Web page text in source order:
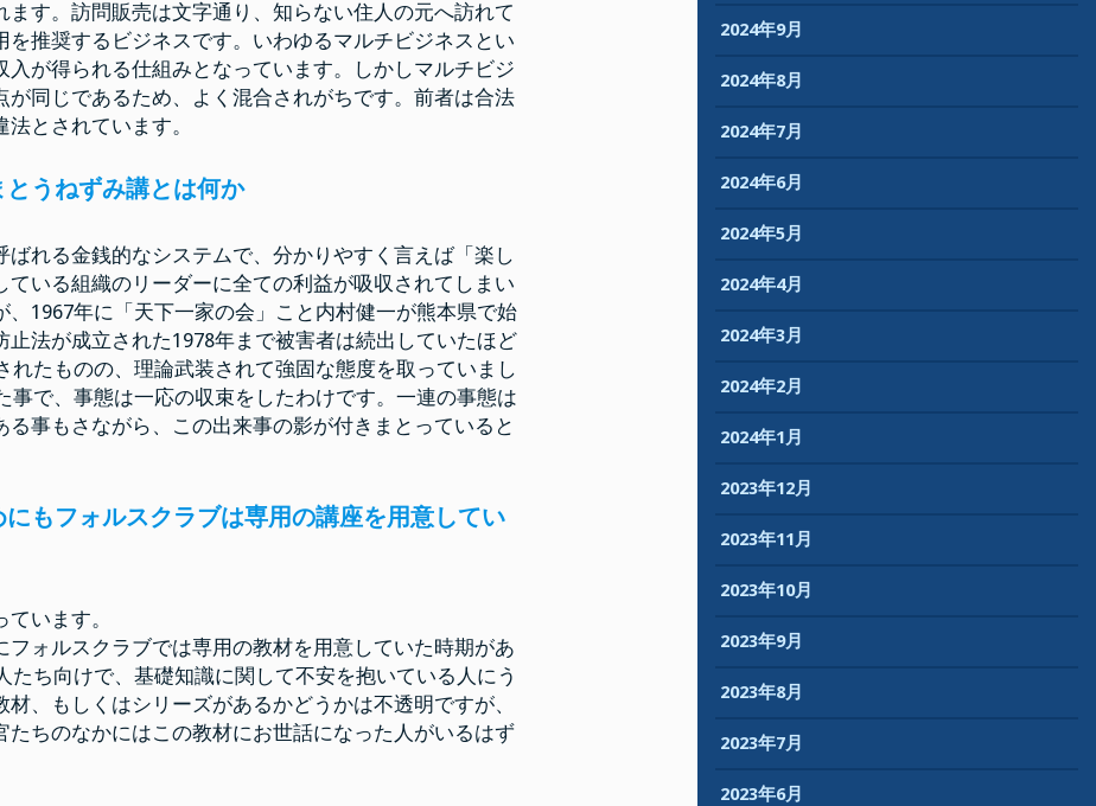
す。訪問販売は文字通り、知らない住人の元へ訪れて
推奨するビジネスです。いわゆるマルチビジネスとい
が得られる仕組みとなっています。しかしマルチビジ
同じであるため、よく混合されがちです。前者は合法
とされています。
うねずみ講とは何か
れる金銭的なシステムで、分かりやすく言えば「楽し
いる組織のリーダーに全ての利益が吸収されてしまい
1967年に「天下一家の会」こと内村健一が熊本県で始
法が成立された1978年まで被害者は続出していたほど
れたものの、理論武装されて強固な態度を取っていまし
事で、事態は一応の収束をしたわけです。一連の事態は
事もさながら、この出来事の影が付きまとっていると
もフォルスクラブは専用の講座を用意してい
います。
ォルスクラブでは専用の教材を用意していた時期があ
たち向けで、基礎知識に関して不安を抱いている人にう
、もしくはシリーズがあるかどうかは不透明ですが、
ちのなかにはこの教材にお世話になった人がいるはず
2024年9月
2024年8月
2024年7月
2024年6月
2024年5月
2024年4月
2024年3月
2024年2月
2024年1月
2023年12月
2023年11月
2023年10月
2023年9月
2023年8月
2023年7月
2023年6月